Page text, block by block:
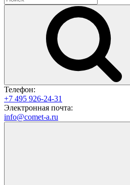
Телефон:
+7 495 926-24-31
Электронная почта:
info@comet-a.ru